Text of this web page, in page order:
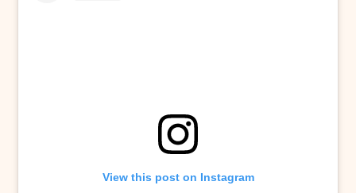
View this post on Instagram